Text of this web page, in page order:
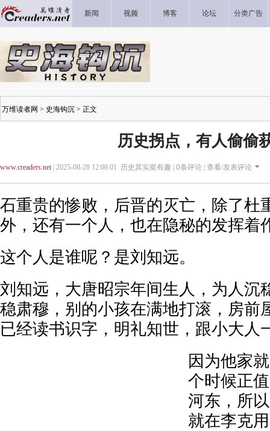
新闻 视频 博客 论坛 分类广告
万维读者网 > 史海钩沉 > 正文
历史拐点，有人偷偷
www.creaders.net| 2025-08-28 12:08:01 历史其实挺有趣 | 0条评论 | 查看/发表评论
石重贵的惨败，后晋的灭亡，除了杜
外，还有一个人，也在隐秘的发挥着
这个人是谁呢？是刘知远。
刘知远，大唐昭宗年间生人，为人沉
稳肃穆，别的小孩在满地打滚，房前
已经读书识字，明礼知世，跟小大人
因为他家
个时候正
河东，所
就在李克